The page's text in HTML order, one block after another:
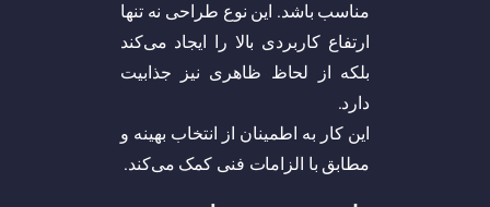
مناسب باشد. این نوع طراحی نه تنها
ارتفاع کاربردی بالا را ایجاد می‌کند
بلکه از لحاظ ظاهری نیز جذابیت
دارد.
این کار به اطمینان از انتخاب بهینه و
مطابق با الزامات فنی کمک می‌کند.